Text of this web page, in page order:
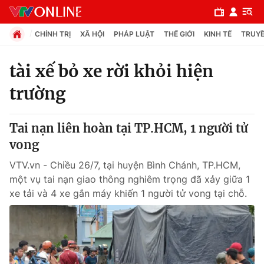
Chuyên mục
Chính trị
Xã hội
Pháp luật
Thế giới
CHÍNH TRỊ XÃ HỘI PHÁP LUẬT THẾ GIỚI KINH TẾ
tài xế bỏ xe rời khỏi hiện
trường
Tai nạn liên hoàn tại TP.HCM, 1 người tử
vong
VTV.vn - Chiều 26/7, tại huyện Bình Chánh, TP.HCM,
một vụ tai nạn giao thông nghiêm trọng đã xảy giữa 1
xe tải và 4 xe gắn máy khiến 1 người tử vong tại chỗ.